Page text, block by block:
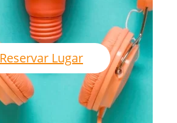
Reservar Lugar